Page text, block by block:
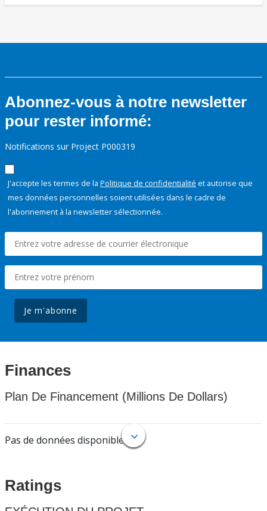
Abonnez-vous à notre newsletter
pour rester informé:
Notifications sur Project P000319
J'accepte les termes de la Politique de confidentialité et autorise que
mes données personnelles soient utilisées dans le cadre de
l'abonnement à la newsletter sélectionnée.
Je m'abonne
Finances
Plan De Financement (Millions De Dollars)
Pas de données disponibles.
Ratings